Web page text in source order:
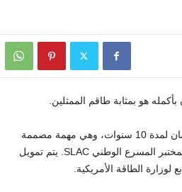
هو بمثابة طاقم الممثلين.
بدأ مرصد Vera C. Rubin في تشيلي رسميًا مسح تراث المكان والزمان لمدة 10 سنوات، وهي مهمة مصممة
لإنشاء سجل الفاصل الزمني الأكثر تفصيلاً للكون على الإطلاق، وفقًا لمختبر المسرع الوطني SLAC. يتم تمويل
الطاقة الأمريكية.